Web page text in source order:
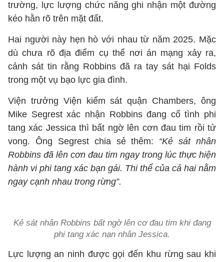
trường, lực lượng chức năng ghi nhận một đường
kéo hằn rõ trên mặt đất.
Hai người này hẹn hò với nhau từ năm 2025. Mặc
dù chưa rõ địa điểm cụ thể nơi án mạng xảy ra,
cảnh sát tin rằng Robbins đã ra tay sát hại Folds
trong một vụ bạo lực gia đình.
Viện trưởng Viện kiểm sát quận Chambers, ông
Mike Segrest xác nhận Robbins đang cố tình phi
tang xác Jessica thì bất ngờ lên cơn đau tim rồi tử
vong. Ông Segrest chia sẻ thêm: “Kẻ sát nhân
Robbins đã lên cơn đau tim ngay trong lúc thực hiện
hành vi phi tang xác bạn gái. Thi thể của cả hai nằm
ngay cạnh nhau trong rừng”.
Kẻ sát nhân Robbins bất ngờ lên cơ đau tim khi đang
phi tang xác nạn nhân Jessica.
Lực lượng an ninh được gọi đến khu rừng sau khi